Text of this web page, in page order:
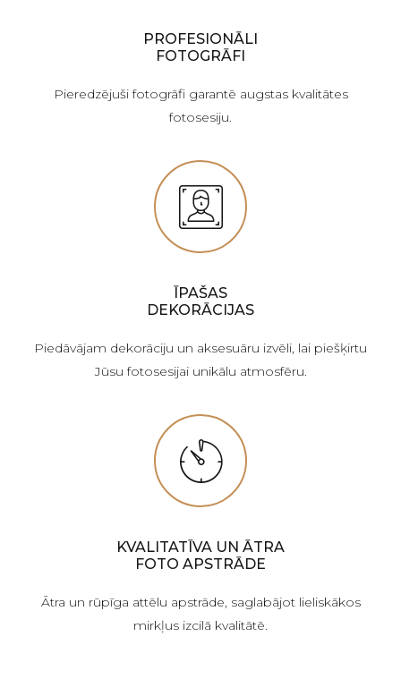
PROFESIONĀLI
FOTOGRĀFI
Pieredzējuši fotogrāfi garantē augstas kvalitātes
fotosesiju.
ĪPAŠAS
DEKORĀCIJAS
Piedāvājam dekorāciju un aksesuāru izvēli, lai piešķirtu
Jūsu fotosesijai unikālu atmosfēru.
KVALITATĪVA UN ĀTRA
FOTO APSTRĀDE
Ātra un rūpīga attēlu apstrāde, saglabājot lieliskākos
mirkļus izcilā kvalitātē.